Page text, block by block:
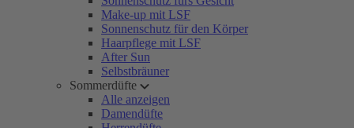
Make-up mit LSF
Sonnenschutz für den Körper
Haarpflege mit LSF
After Sun
Selbstbräuner
Sommerdüfte
Alle anzeigen
Damendüfte